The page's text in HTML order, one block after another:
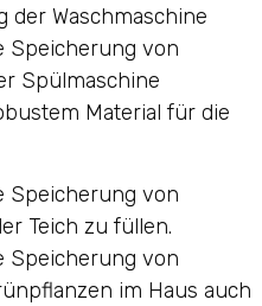
Waschmaschine
Speicherung von
Spülmaschine
Material für die
Speicherung von
Teich zu füllen.
Speicherung von
im Haus auch